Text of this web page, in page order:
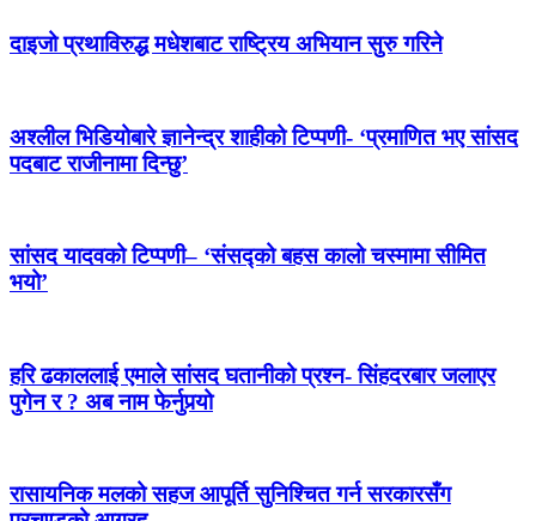
दाइजो प्रथाविरुद्ध मधेशबाट राष्ट्रिय अभियान सुरु गरिने
अश्लील भिडियोबारे ज्ञानेन्द्र शाहीको टिप्पणी- ‘प्रमाणित भए सांसद
पदबाट राजीनामा दिन्छु’
सांसद यादवको टिप्पणी– ‘संसद्को बहस कालो चस्मामा सीमित
भयो’
हरि ढकाललाई एमाले सांसद घतानीको प्रश्न- सिंहदरबार जलाएर
पुगेन र ? अब नाम फेर्नुपर्‍यो
रासायनिक मलको सहज आपूर्ति सुनिश्चित गर्न सरकारसँग